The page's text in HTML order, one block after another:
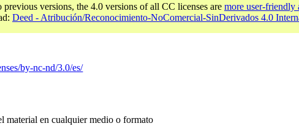
versions, the 4.0 versions of all CC licenses are more user-friendly
Deed - Atribución/Reconocimiento-NoComercial-SinDerivados 4.0
by-nc-nd/3.0/es/
en cualquier medio o formato